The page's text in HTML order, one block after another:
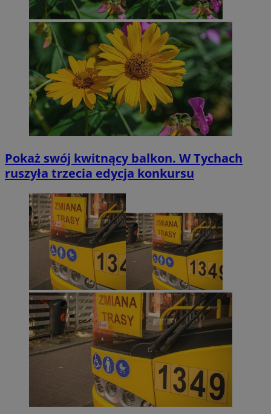
Pokaż swój kwitnący balkon. W Tychach
ruszyła trzecia edycja konkursu